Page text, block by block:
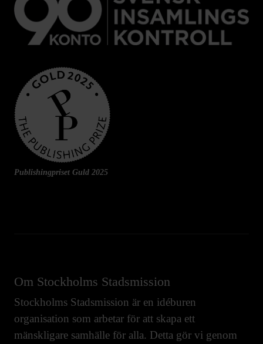
Publishingpriset Guld 2025
Om Stockholms Stadsmission
Stockholms Stadsmission är en idéburen
organisation som arbetar för att skapa ett
mänskligare samhälle för alla. Detta gör vi genom